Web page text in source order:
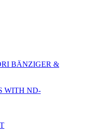
BÄNZIGER &
WITH ND-